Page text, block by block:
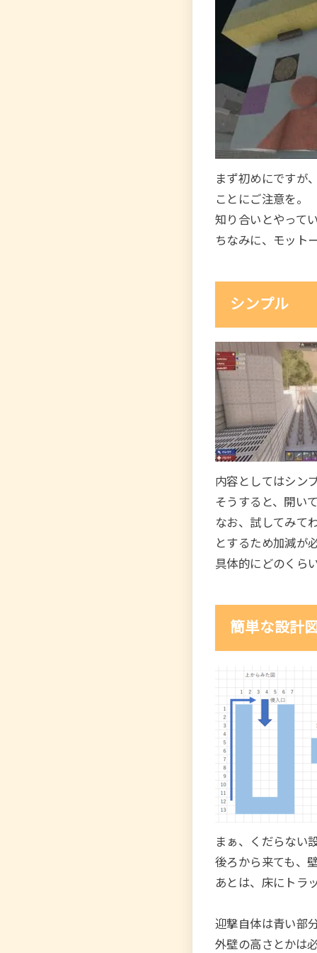
まず初めにですが
ことにご注意を。
知り合いとやって
ちなみに、モット
シンプル
内容としてはシン
そうすると、開い
なお、試してみて
とするため加減が
具体的にどのくら
簡単な設計
まぁ、くだらない
後ろから来ても、
あとは、床にトラ
迎撃自体は青い部
外壁の高さとかは